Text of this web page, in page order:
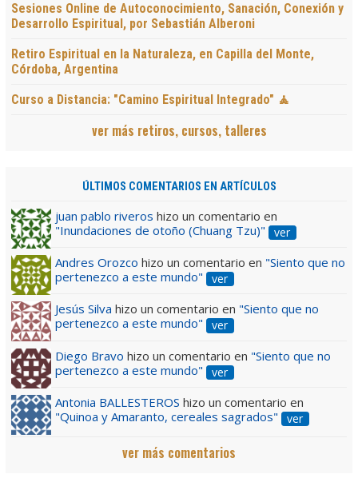
Sesiones Online de Autoconocimiento, Sanación, Conexión y
Desarrollo Espiritual, por Sebastián Alberoni
Retiro Espiritual en la Naturaleza, en Capilla del Monte,
Córdoba, Argentina
Curso a Distancia: "Camino Espiritual Integrado" 🧘
ver más retiros, cursos, talleres
ÚLTIMOS COMENTARIOS EN ARTÍCULOS
juan pablo riveros hizo un comentario en
"Inundaciones de otoño (Chuang Tzu)"
ver
Andres Orozco hizo un comentario en "Siento que no
pertenezco a este mundo"
ver
Jesús Silva hizo un comentario en "Siento que no
pertenezco a este mundo"
ver
Diego Bravo hizo un comentario en "Siento que no
pertenezco a este mundo"
ver
Antonia BALLESTEROS hizo un comentario en
"Quinoa y Amaranto, cereales sagrados"
ver
ver más comentarios